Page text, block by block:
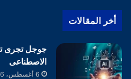
أخر المقالات
جوجل تجرى
الاصطناعى
6 أغسطس، 2026